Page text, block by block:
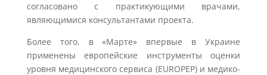
согласовано с практикующими врачами,
являющимися консультантами проекта.
Более того, в «Марте» впервые в Украине
применены европейские инструменты оценки
уровня медицинского сервиса (EUROPEP) и медико-